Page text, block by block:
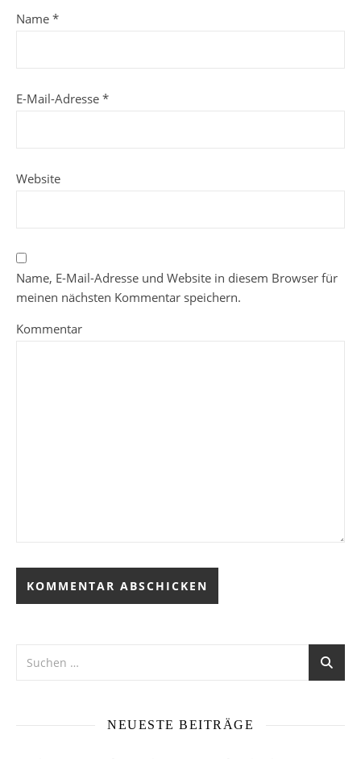
Name *
E-Mail-Adresse *
Website
Name, E-Mail-Adresse und Website in diesem Browser für
meinen nächsten Kommentar speichern.
Kommentar
NEUESTE BEITRÄGE